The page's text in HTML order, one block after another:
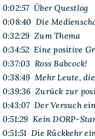
0:02:57 Über Questlog
0:08:40 Die
0:32:29 Zum Thema
0:34:52 Eine positive
0:37:03 Ross Babcock!
0:38:49 Mehr Leute,
0:39:36 Zurück zur
0:43:07 Der Versuch
0:51:29 Kein DORP-
0:51:51 Die Rückkehr